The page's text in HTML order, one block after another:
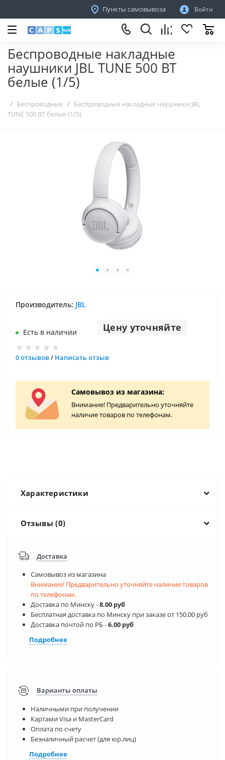
Пункты самовывоза Войти
Беспроводные накладные
наушники JBL TUNE 500 BT
белые (1/5)
Беспроводные
Беспроводные накладные наушники JBL
TUNE 500 BT белые (1/5)
Производитель: JBL
Цену уточняйте
Есть в наличии
0 отзывов/ Написать отзыв
Самовывоз из магазина:
Внимание! Предварительно уточняйте
наличие товаров по телефонам.
Характеристики
Отзывы (0)
Доставка
Самовывоз из магазина
Внимание! Предварительно уточняйте наличие товаров
по телефонам.
Доставка по Минску -8.00 руб
Бесплатная доставка по Минску при заказе от 150.00 руб
Доставка почтой по РБ -6.00 руб
Подробнее
Варианты оплаты
Наличными при получении
Картами Visa и MasterCard
Оплата по счету
Безналичный расчет (для юр.лиц)
Подробнее